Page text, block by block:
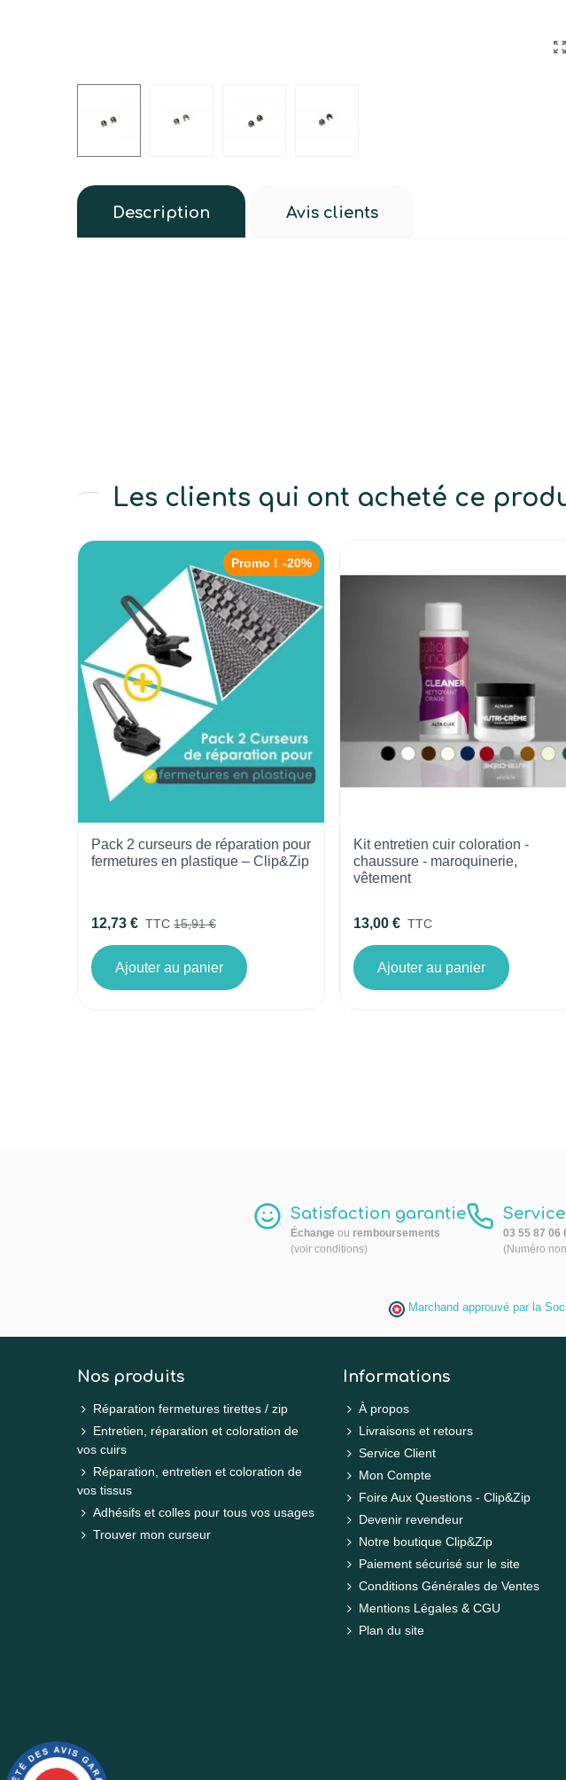
Description Avis clients
Les clients qui ont acheté ce
Promo ! -20%
Pack 2 curseurs de réparation pour
fermetures en plastique – Clip&Zip
12,73 € TTC 15,91 €
Ajouter au panier
Kit entretien cuir coloration -
chaussure - maroquinerie,
vêtement
13,00 € TTC
Ajouter au panier
Satisfaction garantie
Échange ou remboursements
(voir conditions)
03 55 87 06
(Numéro
Marchand approuvé par la
Nos produits
Réparation fermetures tirettes / zip
Entretien, réparation et coloration de
vos cuirs
Réparation, entretien et coloration de
vos tissus
Adhésifs et colles pour tous vos usages
Trouver mon curseur
Informations
À propos
Livraisons et retours
Service Client
Mon Compte
Foire Aux Questions - Clip&Zip
Devenir revendeur
Notre boutique Clip&Zip
Paiement sécurisé sur le site
Conditions Générales de Ventes
Mentions Légales & CGU
Plan du site